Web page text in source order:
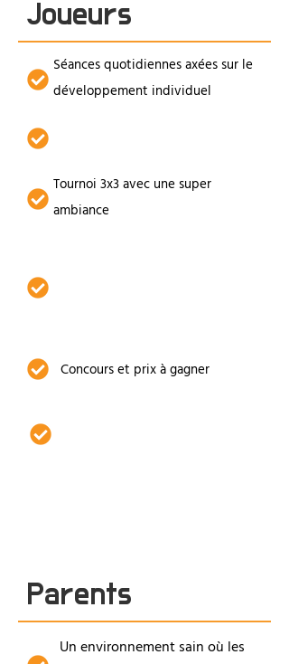
Joueurs
Séances quotidiennes axées sur le
développement individuel
Tournoi 3x3 avec une super
ambiance
Concours et prix à gagner
Parents
Un environnement sain où les